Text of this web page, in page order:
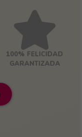
100% FELICIDAD
GARANTIZADA